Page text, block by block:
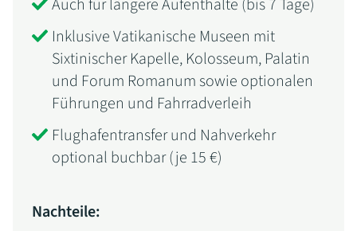
Inklusive Vatikanische Museen mit
Sixtinischer Kapelle, Kolosseum, Palatin
und Forum Romanum sowie optionalen
Führungen und Fahrradverleih
Flughafentransfer und Nahverkehr
optional buchbar (je 15 €)
Nachteile: